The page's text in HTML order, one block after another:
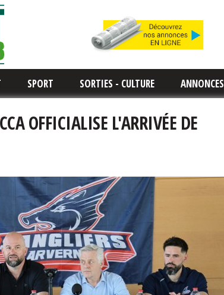
SPORT SORTIES - CULTURE ANNONCES
OFFICIALISE L'ARRIVÉE DE